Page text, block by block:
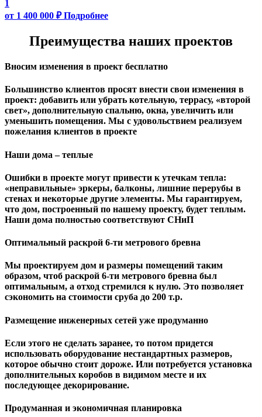
1
от 1 400 000 ₽ Подробнее
Преимущества наших проектов
Вносим изменения в проект бесплатно
Большинство клиентов просят внести свои изменения в
проект: добавить или убрать котельную, террасу, «второй
свет», дополнительную спальню, окна, увеличить или
уменьшить помещения. Мы с удовольствием реализуем
пожелания клиентов в проекте
Наши дома – теплые
Ошибки в проекте могут привести к утечкам тепла:
«неправильные» эркеры, балконы, лишние перерубы в
стенах и некоторые другие элементы. Мы гарантируем,
чтo дом, построенный по нашему проекту, будет теплым.
Наши дома полностью соответствуют СНиП
Оптимальный раскрой 6-ти метрового бревна
Мы проектируем дом и размеры помещений таким
образом, чтоб раскрой 6-ти метрового бревна был
оптимальным, а отход стремился к нулю. Это позволяет
сэкономить на стоимости сруба до 200 т.р.
Размещение инженерных сетей уже продуманно
Если этого не сделать заранее, то потом придется
использовать оборудование нестандартных размеров,
которое обычно стоит дороже. Или потребуется установка
дополнительных коробов в видимом месте и их
последующее декорирование.
Продуманная и экономичная планировка